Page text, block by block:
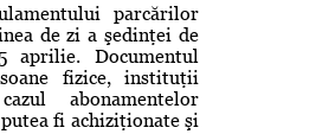
parcărilor
de zi a şedinţei de
aprilie. Documentul
fizice, instituţii
abonamentelor
fi achiziţionate şi